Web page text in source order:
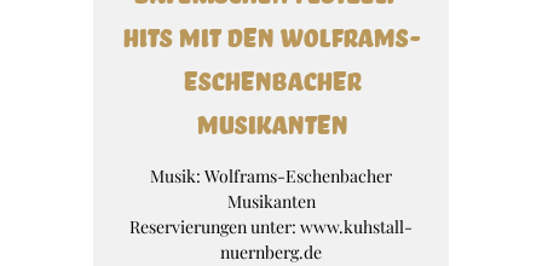
Hits mit den Wolframs-
Eschenbacher
Musikanten
Musik: Wolframs-Eschenbacher
Musikanten
Reservierungen unter: www.kuhstall-
nuernberg.de